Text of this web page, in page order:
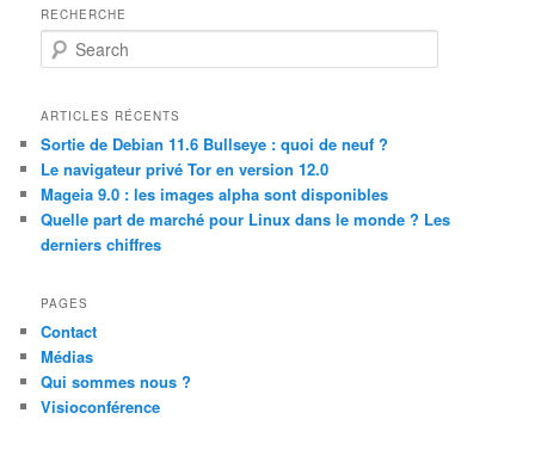
RECHERCHE
e
r
h
ARTICLES RÉCENTS
Sortie de Debian 11.6 Bullseye : quoi de neuf ?
Le navigateur privé Tor en version 12.0
Mageia 9.0 : les images alpha sont disponibles
Quelle part de marché pour Linux dans le monde ? Les
derniers chiffres
PAGES
Contact
Médias
Qui sommes nous ?
Visioconférence